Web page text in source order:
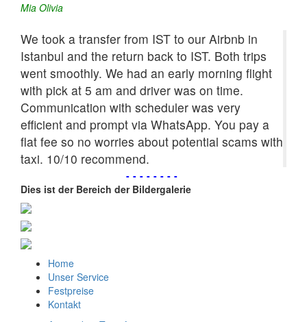
Mia Olivia
We took a transfer from IST to our Airbnb in
Istanbul and the return back to IST. Both trips
went smoothly. We had an early morning flight
with pick at 5 am and driver was on time.
Communication with scheduler was very
efficient and prompt via WhatsApp. You pay a
flat fee so no worries about potential scams with
taxi. 10/10 recommend.
--------
Dies ist der Bereich der Bildergalerie
Home
Unser Service
Festpreise
Kontakt